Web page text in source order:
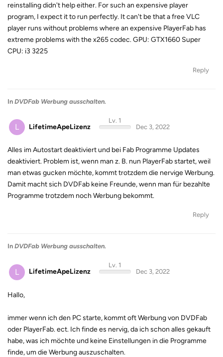
reinstalling didn't help either. For such an expensive player
program, I expect it to run perfectly. It can't be that a free VLC
player runs without problems where an expensive PlayerFab has
extreme problems with the x265 codec. GPU: GTX1660 Super
CPU: i3 3225
Reply
In DVDFab Werbung ausschalten.
L LifetimeApeLizenz
Lv. 1
Dec 3, 2022
Alles im Autostart deaktiviert und bei Fab Programme Updates
deaktiviert. Problem ist, wenn man z. B. nun PlayerFab startet, weil
man etwas gucken möchte, kommt trotzdem die nervige Werbung.
Damit macht sich DVDFab keine Freunde, wenn man für bezahlte
Programme trotzdem noch Werbung bekommt.
Reply
In DVDFab Werbung ausschalten.
L LifetimeApeLizenz
Lv. 1
Dec 3, 2022
Hallo,
immer wenn ich den PC starte, kommt oft Werbung von DVDFab
oder PlayerFab. ect. Ich finde es nervig, da ich schon alles gekauft
habe, was ich möchte und keine Einstellungen in die Programme
finde, um die Werbung auszuschalten.